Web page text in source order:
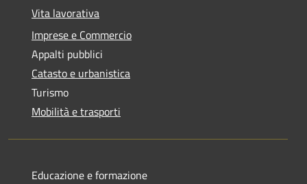
Vita lavorativa
Imprese e Commercio
Appalti pubblici
Catasto e urbanistica
Turismo
Mobilità e trasporti
Educazione e formazione